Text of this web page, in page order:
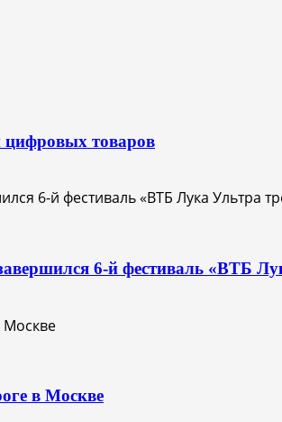
товаров
6-й фестиваль «ВТБ
в Москве